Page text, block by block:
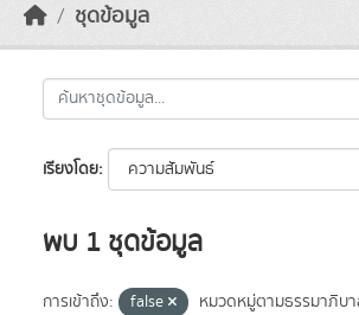
ชุดข้อมูล
เรียงโดย
พบ 1 ชุดข้อมูล
การเข้าถึง: false
หมวดหมู่ตามธรรมาภิบ